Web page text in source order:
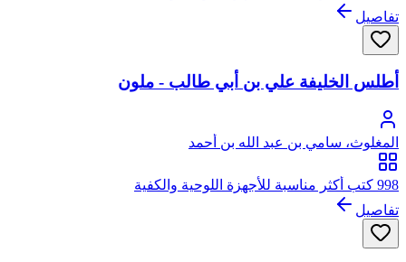
تفاصيل
أطلس الخليفة علي بن أبي طالب - ملون
المغلوث، سامي بن عبد الله بن أحمد
998 كتب أكثر مناسبة للأجهزة اللوحية والكفية
تفاصيل